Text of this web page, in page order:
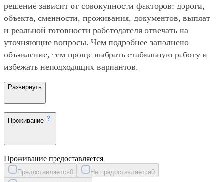
решение зависит от совокупности факторов: дороги,
объекта, сменности, проживания, документов, выплат
и реальной готовности работодателя отвечать на
уточняющие вопросы. Чем подробнее заполнено
объявление, тем проще выбрать стабильную работу и
избежать неподходящих вариантов.
Развернуть
Проживание
Проживание предоставляется
Предоставляется0 Не предоставляется0